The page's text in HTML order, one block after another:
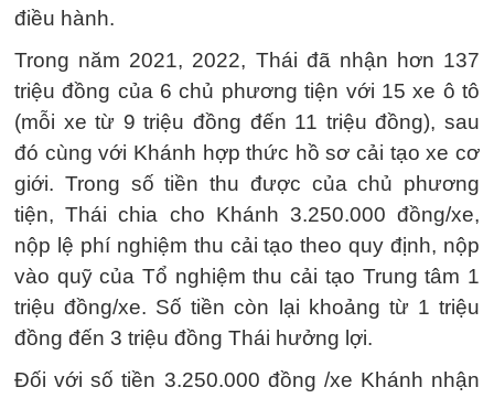
điều hành.
Trong năm 2021, 2022, Thái đã nhận hơn 137
triệu đồng của 6 chủ phương tiện với 15 xe ô tô
(mỗi xe từ 9 triệu đồng đến 11 triệu đồng), sau
đó cùng với Khánh hợp thức hồ sơ cải tạo xe cơ
giới. Trong số tiền thu được của chủ phương
tiện, Thái chia cho Khánh 3.250.000 đồng/xe,
nộp lệ phí nghiệm thu cải tạo theo quy định, nộp
vào quỹ của Tổ nghiệm thu cải tạo Trung tâm 1
triệu đồng/xe. Số tiền còn lại khoảng từ 1 triệu
đồng đến 3 triệu đồng Thái hưởng lợi.
Đối với số tiền 3.250.000 đồng /xe Khánh nhận